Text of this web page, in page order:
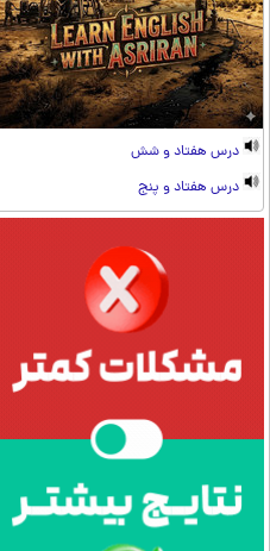
درس هفتاد و شش
درس هفتاد و پنج